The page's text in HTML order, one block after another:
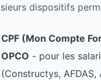
dispositifs
CPF (Mon Compte
OPCO - pour les
(Constructys, AFDAS,